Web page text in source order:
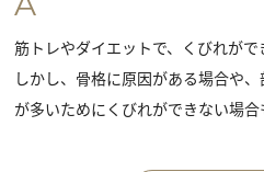
A
筋トレやダイエットで、くびれがで
しかし、骨格に原因がある場合や
が多いためにくびれができない場合